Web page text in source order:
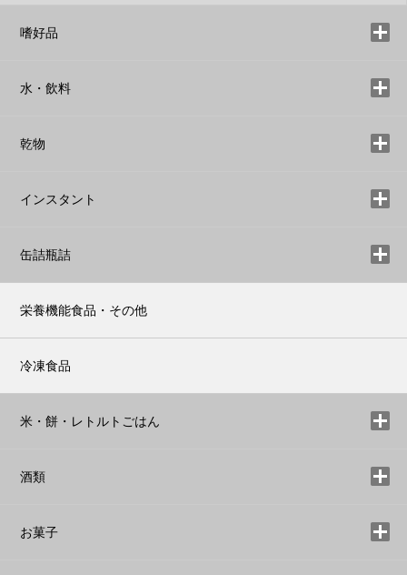
嗜好品
水・飲料
乾物
インスタント
缶詰瓶詰
栄養機能食品・その他
冷凍食品
米・餅・レトルトごはん
酒類
お菓子